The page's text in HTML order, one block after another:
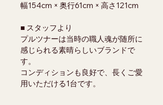
幅154cm × 奥行61cm × 高さ121cm
■ スタッフより
プルツナーは当時の職人魂が随所に
感じられる素晴らしいブランドで
す。
コンディションも良好で、長くご愛
用いただける1台です。